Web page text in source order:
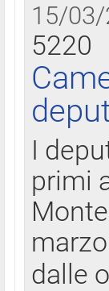
15/
5220
I
primi
dalle